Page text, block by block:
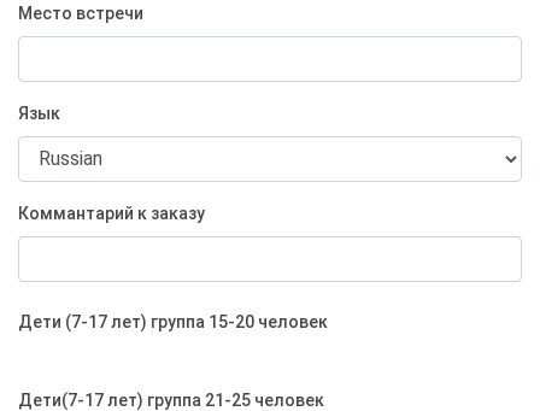
Место встречи
Язык
Коммантарий к заказу
Дети (7-17 лет) группа 15-20 человек
Дети(7-17 лет) группа 21-25 человек